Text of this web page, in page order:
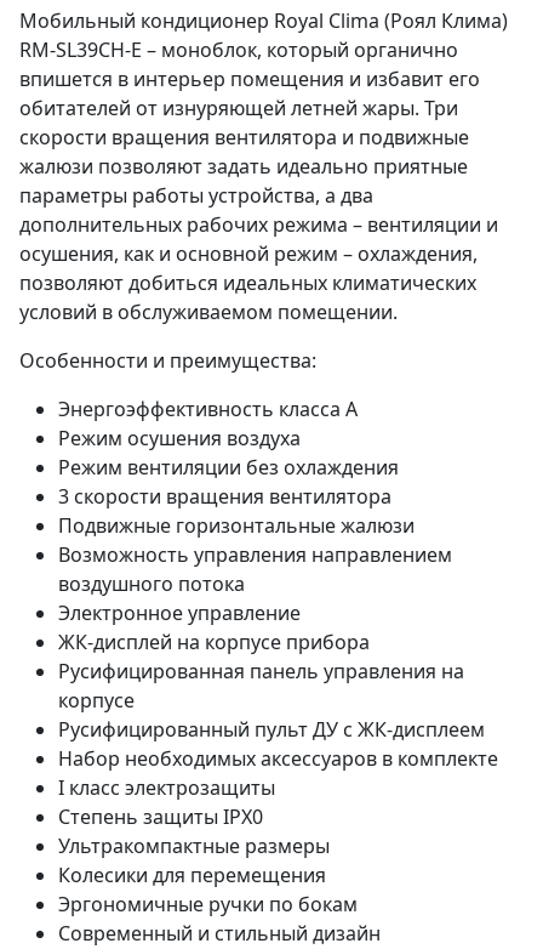
Мобильный кондиционер Royal Clima (Роял Клима)
RM-SL39CH-E – моноблок, который органично
впишется в интерьер помещения и избавит его
обитателей от изнуряющей летней жары. Три
скорости вращения вентилятора и подвижные
жалюзи позволяют задать идеально приятные
параметры работы устройства, а два
дополнительных рабочих режима – вентиляции и
осушения, как и основной режим – охлаждения,
позволяют добиться идеальных климатических
условий в обслуживаемом помещении.
Особенности и преимущества:
Энергоэффективность класса А
Режим осушения воздуха
Режим вентиляции без охлаждения
3 скорости вращения вентилятора
Подвижные горизонтальные жалюзи
Возможность управления направлением
воздушного потока
Электронное управление
ЖК-дисплей на корпусе прибора
Русифицированная панель управления на
корпусе
Русифицированный пульт ДУ с ЖК-дисплеем
Набор необходимых аксессуаров в комплекте
I класс электрозащиты
Степень защиты IPX0
Ультракомпактные размеры
Колесики для перемещения
Эргономичные ручки по бокам
Современный и стильный дизайн